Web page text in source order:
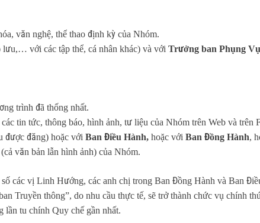
văn nghệ, thể thao định kỳ của Nhóm.
lưu,… với các tập thể, cá nhân khác) và với Trưởng ban Phụng
trình đã thống nhất.
tin tức, thông báo, hình ảnh, tư liệu của Nhóm trên Web và trên
được đăng) hoặc với Ban Điều Hành, hoặc với Ban Đồng Hành,
văn bản lẫn hình ảnh) của Nhóm.
các vị Linh Hướng, các anh chị trong Ban Đồng Hành và Ban
Truyền thông”, do nhu cầu thực tế, sẽ trở thành chức vụ chính
lần tu chính Quy chế gần nhất.